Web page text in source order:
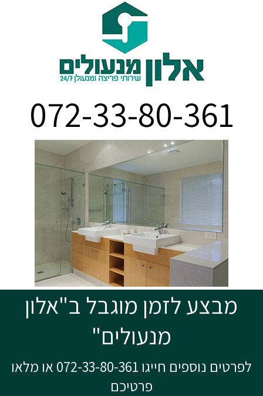
072-33-80-361
מבצע לזמן מוגבל ב"אלון
מנעולים"
לפרטים נוספים חייגו 072-33-80-361 או מלאו
פרטיכם